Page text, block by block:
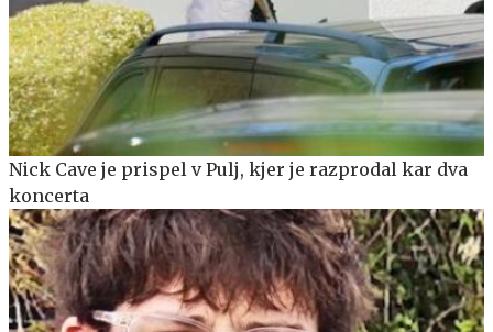
Nick Cave je prispel v Pulj, kjer je razprodal kar dva
koncerta